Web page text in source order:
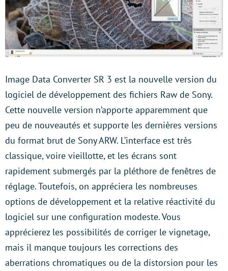
Image Data Converter SR 3 est la nouvelle version du
logiciel de développement des fichiers Raw de Sony.
Cette nouvelle version n’apporte apparemment que
peu de nouveautés et supporte les dernières versions
du format brut de Sony ARW. L’interface est très
classique, voire vieillotte, et les écrans sont
rapidement submergés par la pléthore de fenêtres de
réglage. Toutefois, on appréciera les nombreuses
options de développement et la relative réactivité du
logiciel sur une configuration modeste. Vous
apprécierez les possibilités de corriger le vignetage,
mais il manque toujours les corrections des
aberrations chromatiques ou de la distorsion pour les